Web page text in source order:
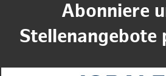
Abonniere
Stellenangebote